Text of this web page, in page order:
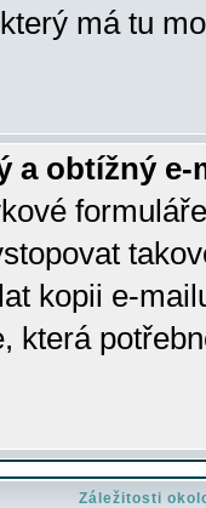
má tu
a obtížný
kopii e-
která
Záležitosti